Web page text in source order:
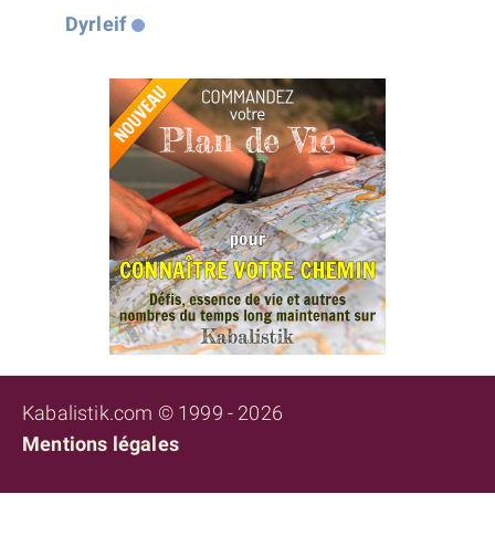
Dyrleif
Kabalistik.com © 1999 - 2026
Mentions légales